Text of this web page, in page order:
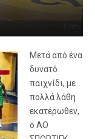
Μετά από ένα
δυνατό
παιχνίδι, με
πολλά λάθη
εκατέρωθεν,
ο ΑΟ